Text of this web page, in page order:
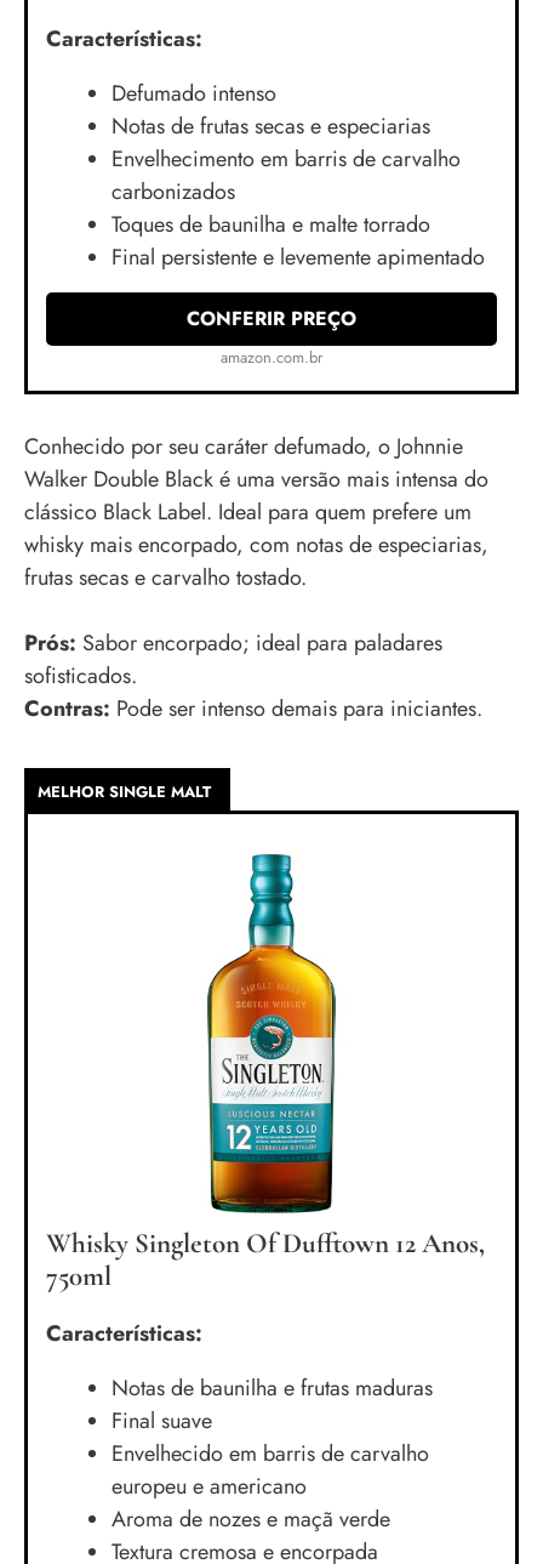
Características:
Defumado intenso
Notas de frutas secas e especiarias
Envelhecimento em barris de carvalho
carbonizados
Toques de baunilha e malte torrado
Final persistente e levemente apimentado
CONFERIR PREÇO
amazon.com.br
Conhecido por seu caráter defumado, o Johnnie
Walker Double Black é uma versão mais intensa do
clássico Black Label. Ideal para quem prefere um
whisky mais encorpado, com notas de especiarias,
frutas secas e carvalho tostado.
Prós: Sabor encorpado; ideal para paladares
sofisticados.
Contras: Pode ser intenso demais para iniciantes.
MELHOR SINGLE MALT
Whisky Singleton Of Dufftown 12 Anos,
750ml
Características:
Notas de baunilha e frutas maduras
Final suave
Envelhecido em barris de carvalho
europeu e americano
Aroma de nozes e maçã verde
Textura cremosa e encorpada